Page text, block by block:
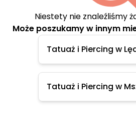
Niestety nie znaleźliśmy
Może poszukamy w innym
Tatuaż i Piercing w
Tatuaż i Piercing w